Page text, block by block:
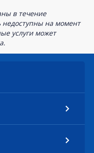
в течение
недоступны на момент
услуги может